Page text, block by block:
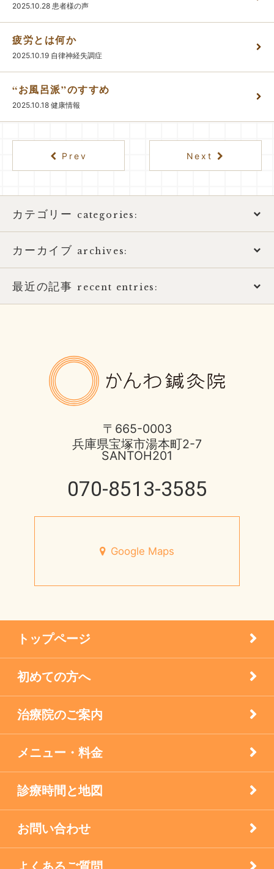
2025.10.28 患者様の声
疲労とは何か
2025.10.19 自律神経失調症
“お風呂派”のすすめ
2025.10.18 健康情報
カテゴリー categories:
アトピー性皮膚炎
おススメ書籍
ほっとひと息
円形脱毛症
未分類
疾患
眼科の鍼灸
膝痛治療
西宮市のお店
逆子の鍼灸
カーカイブ archives:
2026年
最近の記事 recent entries:
8月営業日のお知らせ
酷暑に負けない体つくり
未来の健康を支える
宝塚市 メニエール病 20代 女性
メニエル病・突発性難聴のケア
Prev Next
〒665-0003
兵庫県宝塚市湯本町2-7
SANTOH201
070-8513-3585
Google Maps
トップページ
初めての方へ
治療院のご案内
メニュー・料金
診療時間と地図
お問い合わせ